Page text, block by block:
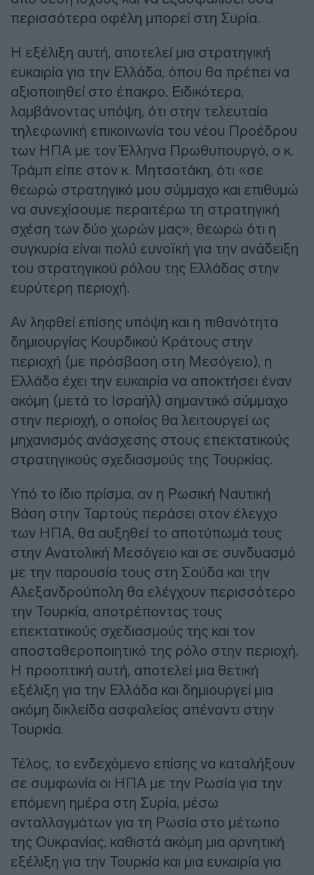
περισσότερα οφέλη μπορεί στη Συρία.
Η εξέλιξη αυτή, αποτελεί μια στρατηγική
ευκαιρία για την Ελλάδα, όπου θα πρέπει να
αξιοποιηθεί στο έπακρο. Ειδικότερα,
λαμβάνοντας υπόψη, ότι στην τελευταία
τηλεφωνική επικοινωνία του νέου Προέδρου
των ΗΠΑ με τον Έλληνα Πρωθυπουργό, ο κ.
Τράμπ είπε στον κ. Μητσοτάκη, ότι «σε
θεωρώ στρατηγικό μου σύμμαχο και επιθυμώ
να συνεχίσουμε περαιτέρω τη στρατηγική
σχέση των δύο χωρών μας», θεωρώ ότι η
συγκυρία είναι πολύ ευνοϊκή για την ανάδειξη
του στρατηγικού ρόλου της Ελλάδας στην
ευρύτερη περιοχή.
Αν ληφθεί επίσης υπόψη και η πιθανότητα
δημιουργίας Κουρδικού Κράτους στην
περιοχή (με πρόσβαση στη Μεσόγειο), η
Ελλάδα έχει την ευκαιρία να αποκτήσει έναν
ακόμη (μετά το Ισραήλ) σημαντικό σύμμαχο
στην περιοχή, ο οποίος θα λειτουργεί ως
μηχανισμός ανάσχεσης στους επεκτατικούς
στρατηγικούς σχεδιασμούς της Τουρκίας.
Υπό το ίδιο πρίσμα, αν η Ρωσική Ναυτική
Βάση στην Ταρτούς περάσει στον έλεγχο
των ΗΠΑ, θα αυξηθεί το αποτύπωμά τους
στην Ανατολική Μεσόγειο και σε συνδυασμό
με την παρουσία τους στη Σούδα και την
Αλεξανδρούπολη θα ελέγχουν περισσότερο
την Τουρκία, αποτρέποντας τους
επεκτατικούς σχεδιασμούς της και τον
αποσταθεροποιητικό της ρόλο στην περιοχή.
Η προοπτική αυτή, αποτελεί μια θετική
εξέλιξη για την Ελλάδα και δημιουργεί μια
ακόμη δικλείδα ασφαλείας απέναντι στην
Τουρκία.
Τέλος, το ενδεχόμενο επίσης να καταλήξουν
σε συμφωνία οι ΗΠΑ με την Ρωσία για την
επόμενη ημέρα στη Συρία, μέσω
ανταλλαγμάτων για τη Ρωσία στο μέτωπο
της Ουκρανίας, καθιστά ακόμη μια αρνητική
εξέλιξη για την Τουρκία και μια ευκαιρία για